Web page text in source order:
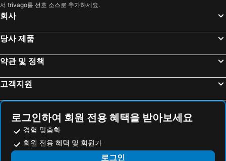
Budapest Marriott Hotel
Hotel Castle Garden
Eurostars Palazzo Zichy
Medos Hotel
T62 Hotel
이비스 스타일스 부다페스트 시티
CZECH INN Hotel Ferenc
로얄 파크 부티크 호텔
호텔 체스콤
Silver Crown Hotel & Residence, Palace Quarter
서 trivago를 선호 소스로 추가하세요.
회사
당사 제품
약관 및 정책
고객지원
로그인하여 회원 전용 혜택을 받아보세요
경험 맞춤화
회원 전용 혜택 및 회원가
로그인